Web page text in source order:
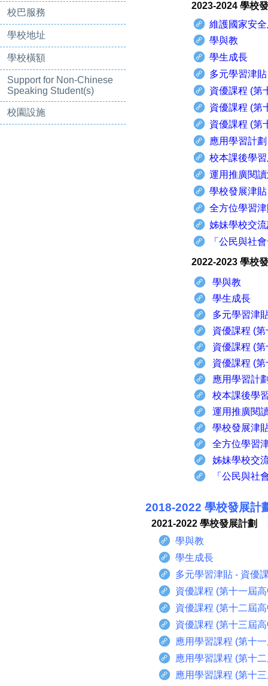
校巴服務
學校地址
學校橫額
Support for Non-Chinese
Speaking Student(s)
校園設施
2023-2024 學校
維護國家安
學與教
學生成長
多元學習津
資優課程 (第
資優課程 (第
資優課程 (第
應用學習計劃
校本課後學
運用推廣閱
學校發展津貼
全方位學習
姊妹學校交
「公民與社
2022-2023 學校
學與教
學生成長
多元學習津
資優課程 (
資優課程 (
資優課程 (
應用學習計
校本課後學
運用推廣閱
學校發展津
全方位學習
姊妹學校交
「公民與社
2018-2022 學校發展計
2021-2022 學校發展計劃
學與教
學生成長
多元學習津貼 - 資優
資優課程 (第十一屆
資優課程 (第十二屆
資優課程 (第十三屆
應用學習課程 (第十
應用學習課程 (第十
應用學習課程 (第十